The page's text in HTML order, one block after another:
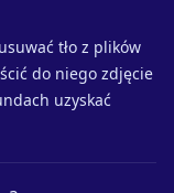
tło z plików
do niego zdjęcie
uzyskać